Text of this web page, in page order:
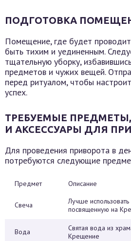
ПОДГОТОВКА
Помещение, где будет
быть тихим и уединенным.
тщательную уборку,
предметов и чужих вещей.
перед ритуалом, чтобы
успех.
ТРЕБУЕМЫЕ
И АКСЕССУАРЫ ДЛЯ
Для проведения приворота в
потребуются следующие
Предмет Описание
Свеча
Лучше
посвященную на
Вода
Святая вода из
Крещение